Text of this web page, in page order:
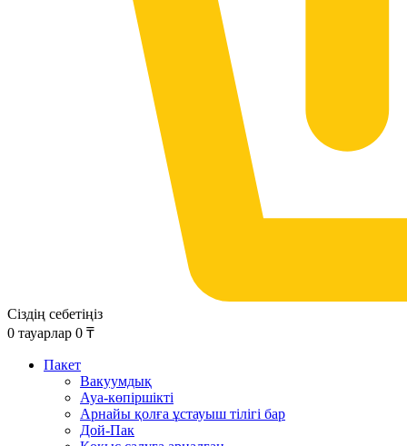
Сіздің себетіңіз
0 тауарлар 0 ₸
Пакет
Вакуумдық
Ауа-көпіршікті
Арнайы қолға ұстауыш тілігі бар
Дой-Пак